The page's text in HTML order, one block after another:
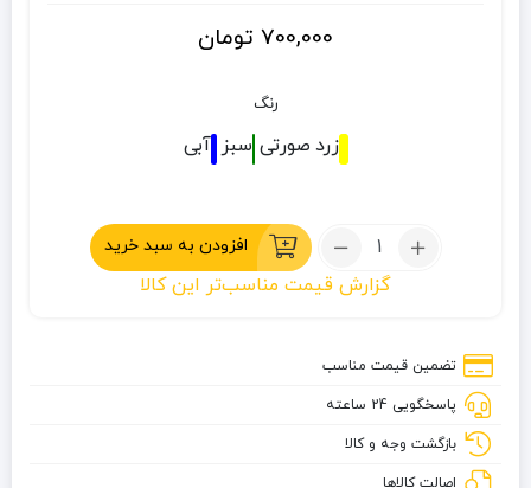
700,000 تومان
رنگ
زرد صورتی سبز آبی
تعداد:
قاشق
MAIXIANG
افزودن به سبد خرید
گزارش قیمت مناسب‌تر این کالا
تضمین قیمت مناسب
پاسخگویی 24 ساعته
بازگشت وجه و کالا
اصالت کالاها